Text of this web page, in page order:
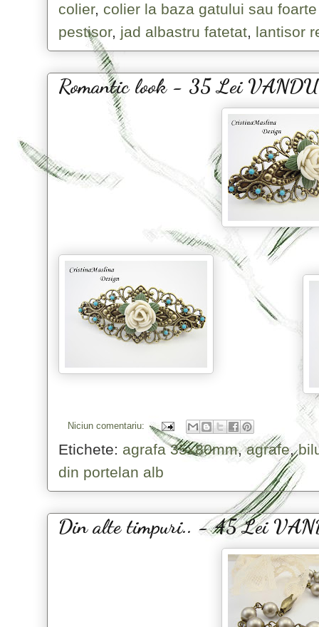
colier, colier la baza gatului sau
pestisor, jad albastru fatetat, lantisor
Romantic look - 35 Lei
Niciun comentariu:
Etichete: agrafa 35x80mm,agrafe,
din portelan alb
Din alte timpuri.. - 45 Lei